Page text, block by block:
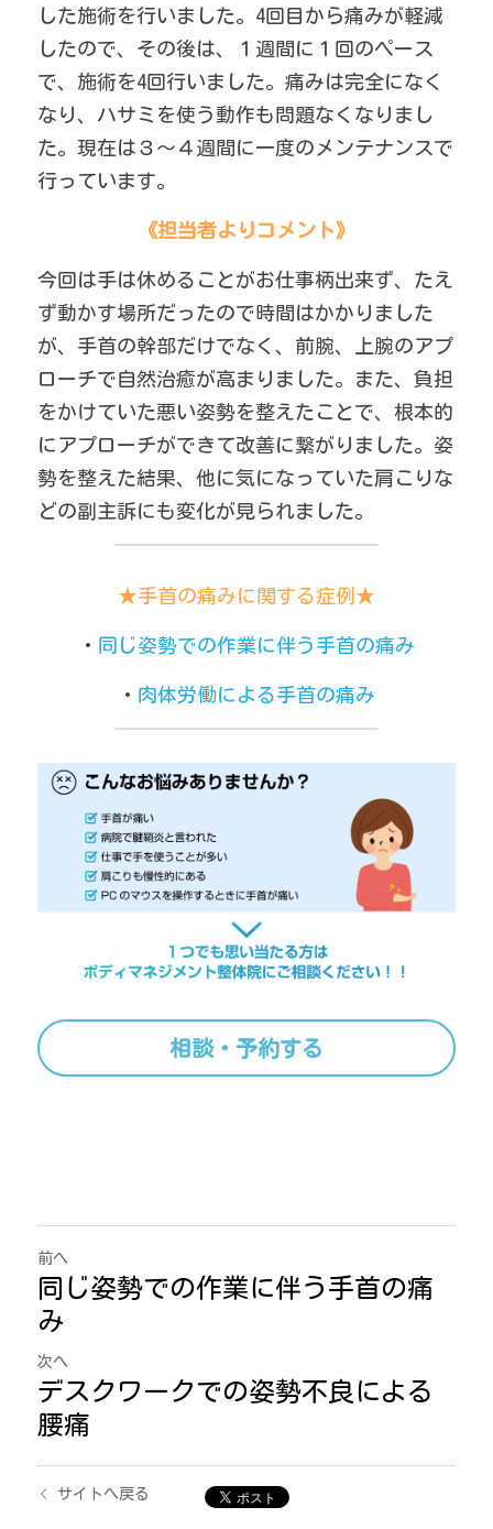
した施術を行いました。4回目から痛みが軽減
したので、その後は、１週間に１回のペース
で、施術を4回行いました。痛みは完全になく
なり、ハサミを使う動作も問題なくなりまし
た。現在は３～４週間に一度のメンテナンスで
行っています。
《担当者よりコメント》
今回は手は休めることがお仕事柄出来ず、たえ
ず動かす場所だったので時間はかかりました
が、手首の幹部だけでなく、前腕、上腕のアプ
ローチで自然治癒が高まりました。また、負担
をかけていた悪い姿勢を整えたことで、根本的
にアプローチができて改善に繋がりました。姿
勢を整えた結果、他に気になっていた肩こりな
どの副主訴にも変化が見られました。
★手首の痛みに関する症例★
・ 同じ姿勢での作業に伴う手首の痛み
・ 肉体労働による手首の痛み
相談・予約する
前へ
同じ姿勢での作業に伴う手首の痛
み
次へ
デスクワークでの姿勢不良による
腰痛
サイトへ戻る